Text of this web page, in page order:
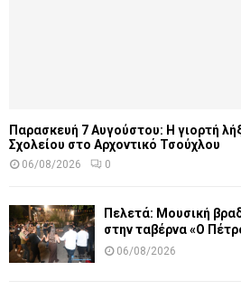
Παρασκευή 7 Αυγούστου: Η γιορτή
Σχολείου στο Αρχοντικό Τσούχλου
06/08/2026 0
Πελετά: Μουσική
στην ταβέρνα «Ο
06/08/2026